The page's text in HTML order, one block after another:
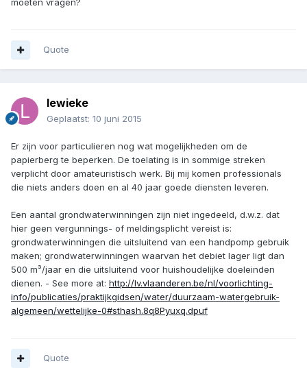
moeten vragen?
Quote
lewieke
Geplaatst: 10 juni 2015
Er zijn voor particulieren nog wat mogelijkheden om de
papierberg te beperken. De toelating is in sommige streken
verplicht door amateuristisch werk. Bij mij komen professionals
die niets anders doen en al 40 jaar goede diensten leveren.
Een aantal grondwaterwinningen zijn niet ingedeeld, d.w.z. dat
hier geen vergunnings- of meldingsplicht vereist is:
grondwaterwinningen die uitsluitend van een handpomp gebruik
maken; grondwaterwinningen waarvan het debiet lager ligt dan
500 m³/jaar en die uitsluitend voor huishoudelijke doeleinden
dienen. - See more at: http://lv.vlaanderen.be/nl/voorlichting-
info/publicaties/praktijkgidsen/water/duurzaam-watergebruik-
algemeen/wettelijke-0#sthash.8q8Pyuxq.dpuf
Quote